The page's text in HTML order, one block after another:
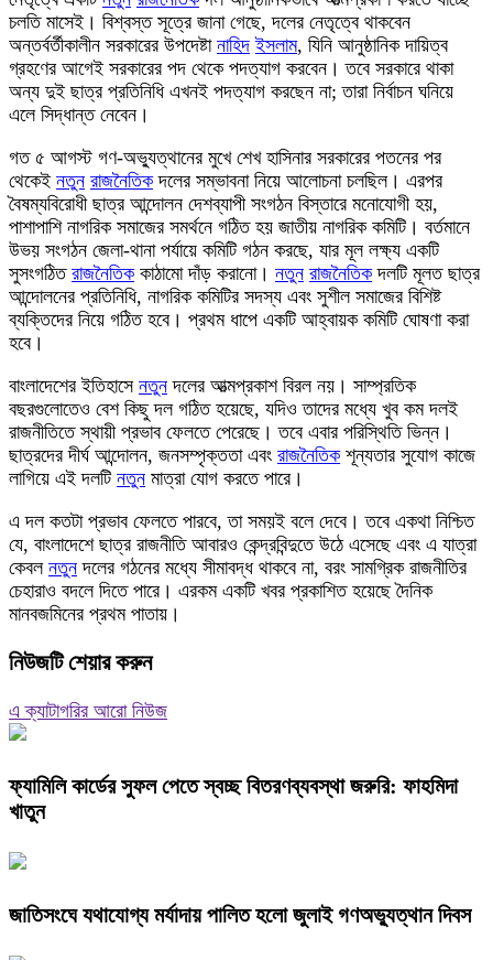
চলতি মাসেই। বিশ্বস্ত সূত্রে জানা গেছে, দলের নেতৃত্বে থাকবেন
অন্তর্বর্তীকালীন সরকারের উপদেষ্টা নাহিদ ইসলাম, যিনি আনুষ্ঠানিক দায়িত্ব
গ্রহণের আগেই সরকারের পদ থেকে পদত্যাগ করবেন। তবে সরকারে থাকা
অন্য দুই ছাত্র প্রতিনিধি এখনই পদত্যাগ করছেন না; তারা নির্বাচন ঘনিয়ে
এলে সিদ্ধান্ত নেবেন।
গত ৫ আগস্ট গণ-অভ্যুত্থানের মুখে শেখ হাসিনার সরকারের পতনের পর
থেকেই নতুন রাজনৈতিকদলের সম্ভাবনা নিয়ে আলোচনা চলছিল। এরপর
বৈষম্যবিরোধী ছাত্র আন্দোলন দেশব্যাপী সংগঠন বিস্তারে মনোযোগী হয়,
পাশাপাশি নাগরিক সমাজের সমর্থনে গঠিত হয় জাতীয় নাগরিক কমিটি। বর্তমানে
উভয় সংগঠন জেলা-থানা পর্যায়ে কমিটি গঠন করছে, যার মূল লক্ষ্য একটি
সুসংগঠিত রাজনৈতিককাঠামো দাঁড় করানো। নতুন রাজনৈতিকদলটি মূলত ছাত্র
আন্দোলনের প্রতিনিধি, নাগরিক কমিটির সদস্য এবং সুশীল সমাজের বিশিষ্ট
ব্যক্তিদের নিয়ে গঠিত হবে। প্রথম ধাপে একটি আহ্বায়ক কমিটি ঘোষণা করা
হবে।
বাংলাদেশের ইতিহাসে নতুন দলের আত্মপ্রকাশ বিরল নয়। সাম্প্রতিক
বছরগুলোতেও বেশ কিছু দল গঠিত হয়েছে, যদিও তাদের মধ্যে খুব কম দলই
রাজনীতিতে স্থায়ী প্রভাব ফেলতে পেরেছে। তবে এবার পরিস্থিতি ভিন্ন।
ছাত্রদের দীর্ঘ আন্দোলন, জনসম্পৃক্ততা এবং রাজনৈতিকশূন্যতার সুযোগ কাজে
লাগিয়ে এই দলটি নতুন মাত্রা যোগ করতে পারে।
এ দল কতটা প্রভাব ফেলতে পারবে, তা সময়ই বলে দেবে। তবে একথা নিশ্চিত
যে, বাংলাদেশে ছাত্র রাজনীতি আবারও কেন্দ্রবিন্দুতে উঠে এসেছে এবং এ যাত্রা
কেবল নতুন দলের গঠনের মধ্যে সীমাবদ্ধ থাকবে না, বরং সামগ্রিক রাজনীতির
চেহারাও বদলে দিতে পারে। এরকম একটি খবর প্রকাশিত হয়েছে দৈনিক
মানবজমিনের প্রথম পাতায়।
নিউজটি শেয়ার করুন
এ ক্যাটাগরির আরো নিউজ
ফ্যামিলি কার্ডের সুফল পেতে স্বচ্ছ বিতরণব্যবস্থা জরুরি: ফাহমিদা
খাতুন
জাতিসংঘে যথাযোগ্য মর্যাদায় পালিত হলো জুলাই গণঅভ্যুত্থান দিবস